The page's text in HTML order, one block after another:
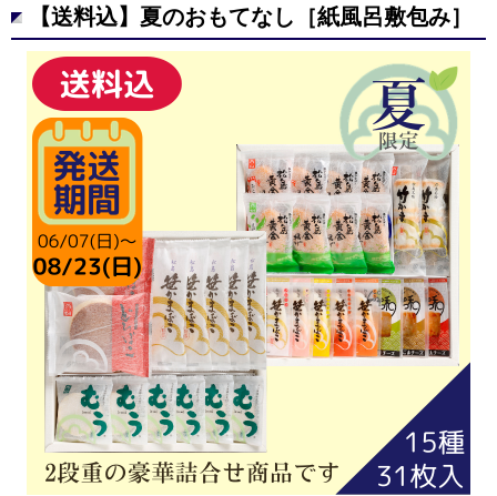
【送料込】夏のおもてなし［紙風呂敷包み］